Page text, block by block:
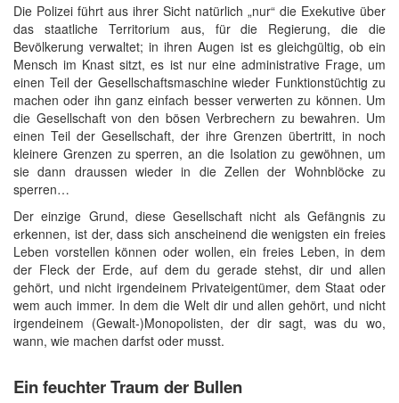
Die Polizei führt aus ihrer Sicht natürlich „nur“ die Exekutive über
das staatliche Territorium aus, für die Regierung, die die
Bevölkerung verwaltet; in ihren Augen ist es gleichgültig, ob ein
Mensch im Knast sitzt, es ist nur eine administrative Frage, um
einen Teil der Gesellschaftsmaschine wieder Funktionstüchtig zu
machen oder ihn ganz einfach besser verwerten zu können. Um
die Gesellschaft von den bösen Verbrechern zu bewahren. Um
einen Teil der Gesellschaft, der ihre Grenzen übertritt, in noch
kleinere Grenzen zu sperren, an die Isolation zu gewöhnen, um
sie dann draussen wieder in die Zellen der Wohnblöcke zu
sperren…
Der einzige Grund, diese Gesellschaft nicht als Gefängnis zu
erkennen, ist der, dass sich anscheinend die wenigsten ein freies
Leben vorstellen können oder wollen, ein freies Leben, in dem
der Fleck der Erde, auf dem du gerade stehst, dir und allen
gehört, und nicht irgendeinem Privateigentümer, dem Staat oder
wem auch immer. In dem die Welt dir und allen gehört, und nicht
irgendeinem (Gewalt-)Monopolisten, der dir sagt, was du wo,
wann, wie machen darfst oder musst.
Ein feuchter Traum der Bullen